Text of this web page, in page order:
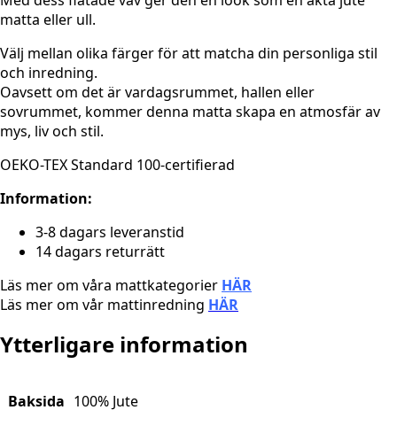
matta eller ull.
Välj mellan olika färger för att matcha din personliga stil
och inredning.
Oavsett om det är vardagsrummet, hallen eller
sovrummet, kommer denna matta skapa en atmosfär av
mys, liv och stil.
OEKO-TEX Standard 100-certifierad
Information:
3-8 dagars leveranstid
14 dagars returrätt
Läs mer om våra mattkategorier HÄR
Läs mer om vår mattinredning HÄR
Ytterligare information
Baksida 100% Jute